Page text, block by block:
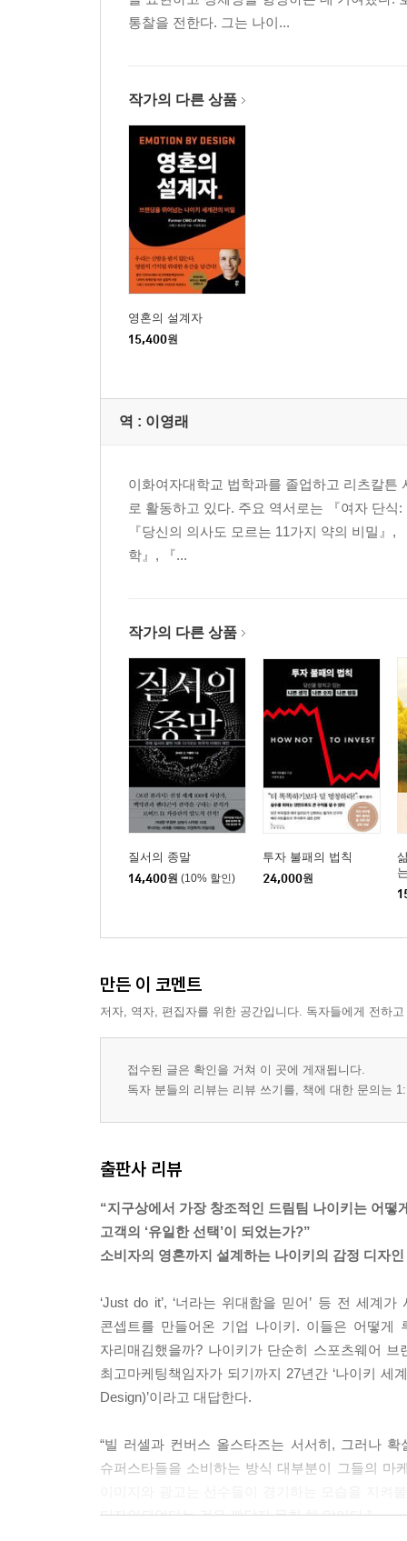
통찰을 전한다. 그는 나이...
작가의 다른 상품
영혼의 설계자
15,400원
역 : 이영래
이화여자대학교 법학과를 졸업하고 리츠칼
로 활동하고 있다. 주요 역서로는 『여자 단
『당신의 의사도 모르는 11가지 약의 비밀』
학』, 『...
작가의 다른 상품
질서의 종말
14,400원 (10% 할인)
투자 불패의 법칙
24,000원
만든 이 코멘트
저자, 역자, 편집자를 위한 공간입니다. 독자들에게 전하
접수된 글은 확인을 거쳐 이 곳에 게재됩니다.
독자 분들의 리뷰는 리뷰 쓰기를, 책에 대한 문의는
출판사 리뷰
“지구상에서 가장 창조적인 드림팀 나이키는 어떻
고객의 ‘유일한 선택’이 되었는가?”
소비자의 영혼까지 설계하는 나이키의 감정 디자인
‘Just do it’, ‘너라는 위대함을 믿어’ 등 전 세계
콘셉트를 만들어온 기업 나이키. 이들은 어떻
자리매김했을까? 나이키가 단순히 스포츠웨어
최고마케팅책임자가 되기까지 27년간 ‘나이키 세
Design)’이라고 대답한다.
“빌 러셀과 컨버스 올스타즈는 서서히, 그러나
슈퍼스타들을 소비하는 방식 대부분이 그들의 마
디자인되었다는 것은 깨닫지 못한 채 말이다.”